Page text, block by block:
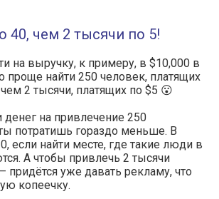
40, чем 2 тысячи по 5!
на выручку, к примеру, в $10,000 в
проще найти 250 человек, платящих
2 тысячи, платящих по $5 😮
на привлечение 250
потратишь гораздо меньше. В
если найти месте, где такие люди в
А чтобы привлечь 2 тысячи
придётся уже давать рекламу, что
копеечку.